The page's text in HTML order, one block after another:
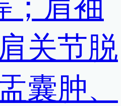
；肩袖
关节脱
囊肿、